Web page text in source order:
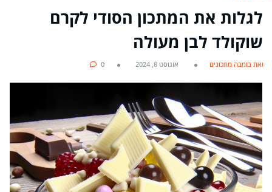
לגלות את המתכון הסודי לקרם
שוקולד לבן מעולה
מאת בומבה מתכונים אוגוסט 8, 2024 0